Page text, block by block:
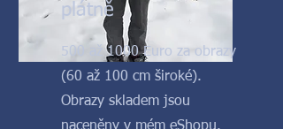
plátně
500 až 1000 Euro za obrazy
(60 až 100 cm široké).
Obrazy skladem jsou